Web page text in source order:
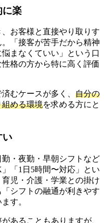
に楽
お客様と直接やり取りす
「接客が苦手だから精神
まなくていい」という口
格の方から特に高く評価
むケースが多く、 自分の
める環境を求める方にと
い
・夜勤・早朝シフトなど
「1日5時間〜対応」とい
児・介護・学業との掛け
シフトの融通が利きやす
す。
あることもありますが、